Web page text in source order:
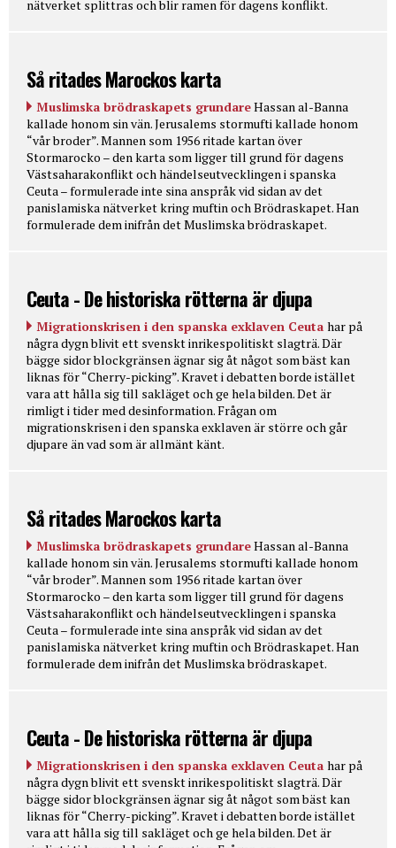
nätverket splittras och blir ramen för dagens konflikt.
Så ritades Marockos karta
Muslimska brödraskapets grundareHassan al-Banna
kallade honom sin vän. Jerusalems stormufti kallade honom
“vår broder”. Mannen som 1956 ritade kartan över
Stormarocko – den karta som ligger till grund för dagens
Västsaharakonflikt och händelseutvecklingen i spanska
Ceuta – formulerade inte sina anspråk vid sidan av det
panislamiska nätverket kring muftin och Brödraskapet. Han
formulerade dem inifrån det Muslimska brödraskapet.
Ceuta - De historiska rötterna är djupa
Migrationskrisen i den spanska exklaven Ceuta har på
några dygn blivit ett svenskt inrikespolitiskt slagträ. Där
bägge sidor blockgränsen ägnar sig åt något som bäst kan
liknas för “Cherry-picking”. Kravet i debatten borde istället
vara att hålla sig till sakläget och ge hela bilden. Det är
rimligt i tider med desinformation. Frågan om
migrationskrisen i den spanska exklaven är större och går
djupare än vad som är allmänt känt.
Så ritades Marockos karta
Muslimska brödraskapets grundareHassan al-Banna
kallade honom sin vän. Jerusalems stormufti kallade honom
“vår broder”. Mannen som 1956 ritade kartan över
Stormarocko – den karta som ligger till grund för dagens
Västsaharakonflikt och händelseutvecklingen i spanska
Ceuta – formulerade inte sina anspråk vid sidan av det
panislamiska nätverket kring muftin och Brödraskapet. Han
formulerade dem inifrån det Muslimska brödraskapet.
Ceuta - De historiska rötterna är djupa
Migrationskrisen i den spanska exklaven Ceuta har på
några dygn blivit ett svenskt inrikespolitiskt slagträ. Där
bägge sidor blockgränsen ägnar sig åt något som bäst kan
liknas för “Cherry-picking”. Kravet i debatten borde istället
vara att hålla sig till sakläget och ge hela bilden. Det är